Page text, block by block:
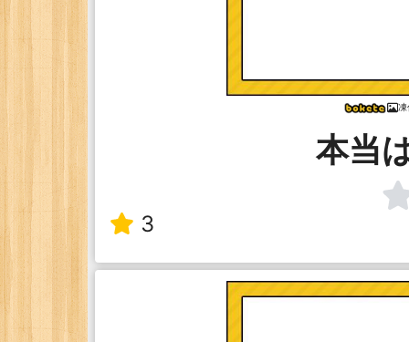
凍
本当
3